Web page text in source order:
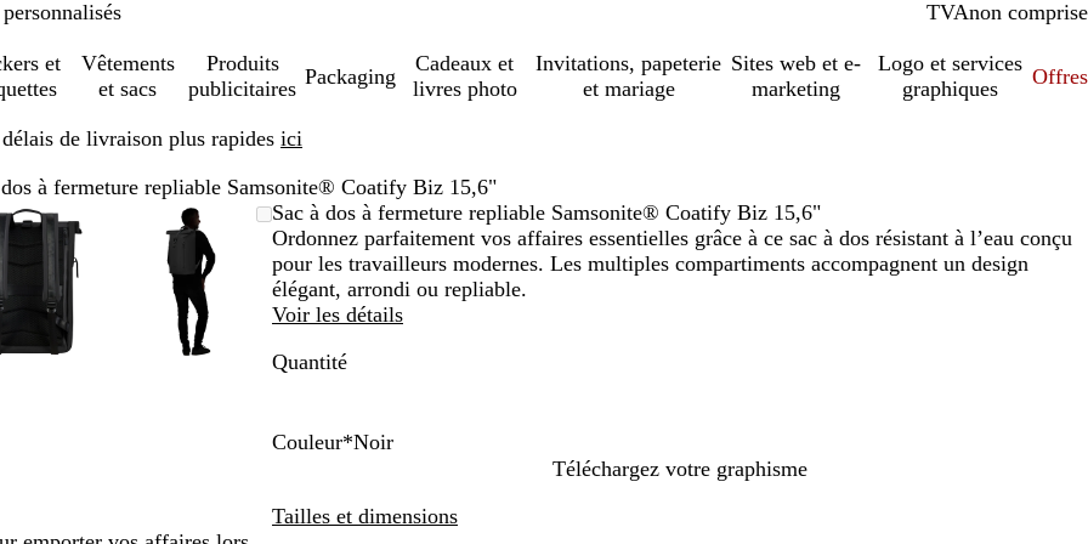
TVAcomprise
non comprise
et
Vêtements
et sacs
Produits
publicitaires
Packaging
Cadeaux et
livres photo
Invitations, papeterie
et mariage
Sites web et e-
marketing
Logo et services
graphiques
Offres
de livraison plus rapides ici
dos à fermeture repliable Samsonite® Coatify Biz 15,6"
Image
zoomable
Zoom
minimum
Cliquez
pour
développer
Utilisez
les
touches
plus
moins
Image
zoomable
Zoom
au
minimum
Cliquez
pour
développer
Utilisez
les
touches
plus
et
moins
Sac à dos à fermeture repliable Samsonite® Coatify Biz 15,6"
Ordonnez parfaitement vos affaires essentielles grâce à ce sac à dos résistant à l’eau conçu
pour les travailleurs modernes. Les multiples compartiments accompagnent un design
élégant, arrondi ou repliable.
Voir les détails
Quantité
Couleur*Noir
ie
r
b
s
a
Téléchargez votre graphisme
Tailles et dimensions